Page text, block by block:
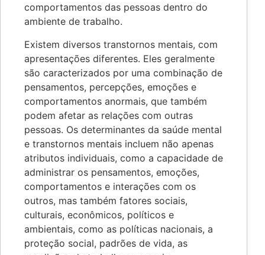
comportamentos das pessoas dentro do
ambiente de trabalho.
Existem diversos transtornos mentais, com
apresentações diferentes. Eles geralmente
são caracterizados por uma combinação de
pensamentos, percepções, emoções e
comportamentos anormais, que também
podem afetar as relações com outras
pessoas. Os determinantes da saúde mental
e transtornos mentais incluem não apenas
atributos individuais, como a capacidade de
administrar os pensamentos, emoções,
comportamentos e interações com os
outros, mas também fatores sociais,
culturais, econômicos, políticos e
ambientais, como as políticas nacionais, a
proteção social, padrões de vida, as